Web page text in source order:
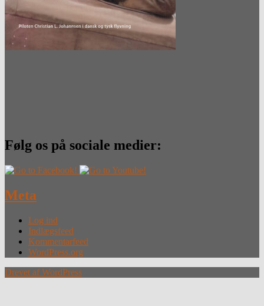
Følg os på sociale medier:
Meta
Log ind
Indlægsfeed
Kommentarfeed
WordPress.org
Drevet af WordPress